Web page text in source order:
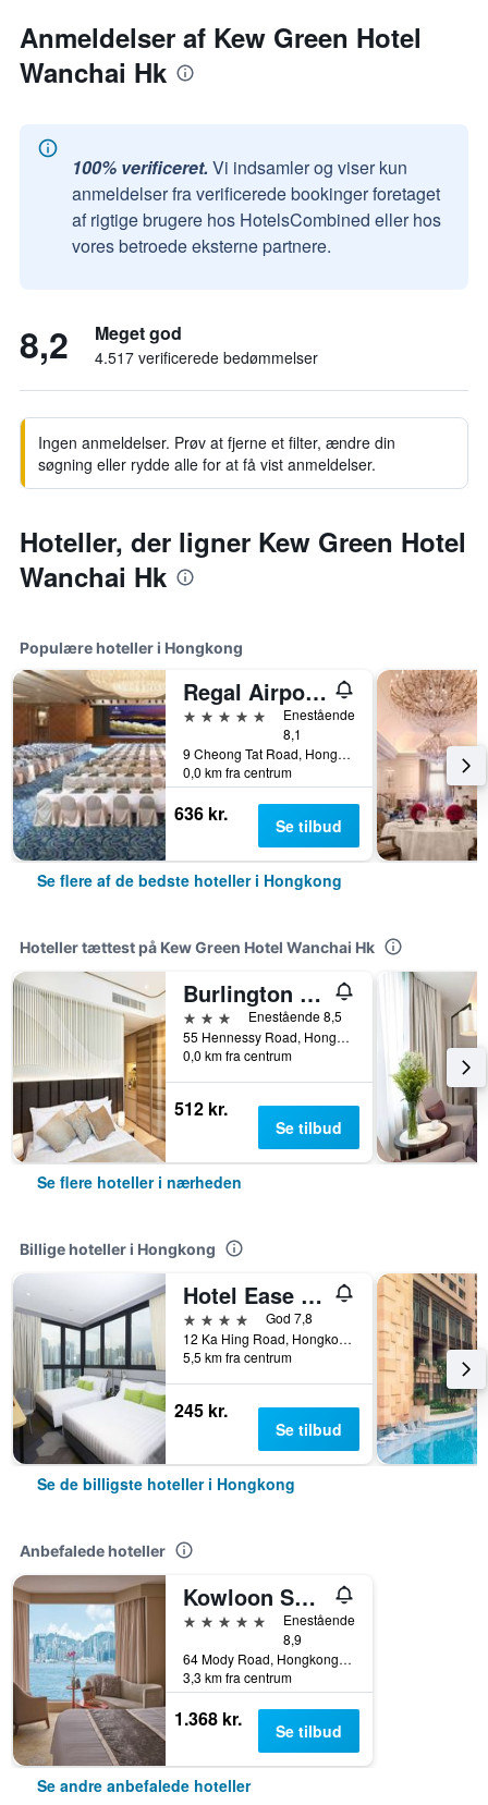
Anmeldelser af Kew Green Hotel
Wanchai Hk
100% verificeret. Vi indsamler og viser kun
anmeldelser fra verificerede bookinger foretaget
af rigtige brugere hos HotelsCombined eller hos
vores betroede eksterne partnere.
8,2 Meget god
4.517 verificerede bedømmelser
Ingen anmeldelser. Prøv at fjerne et filter, ændre din
søgning eller rydde alle for at få vist anmeldelser.
Hoteller, der ligner Kew Green Hotel
Wanchai Hk
Populære hoteller i Hongkong
Regal Airport Hotel
5 stjerner
Enestående
8,1
9 Cheong Tat Road, Hongkong, Hongkong
0,0 km fra centrum
636 kr. Se tilbud
Se flere af de bedste hoteller i Hongkong
Hoteller tættest på Kew Green Hotel Wanchai Hk
Burlington Hotel
3 stjernerEnestående 8,5
55 Hennessy Road, Hongkong, Hongkong
0,0 km fra centrum
512 kr.
Se tilbud
Se flere hoteller i nærheden
Billige hoteller i Hongkong
Hotel Ease Access Tsuen Wan
4 stjerner
God 7,8
12 Ka Hing Road, Hongkong, Hongkong
5,5 km fra centrum
245 kr.
Se tilbud
Se de billigste hoteller i Hongkong
Anbefalede hoteller
Kowloon Shangri-La, Hong Kong
5 stjerner
Enestående
8,9
64 Mody Road, Hongkong, Hongkong
3,3 km fra centrum
1.368 kr. Se tilbud
Se andre anbefalede hoteller